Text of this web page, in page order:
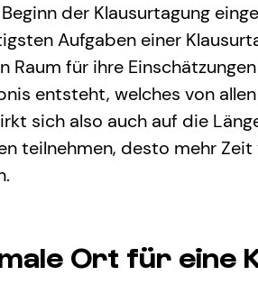
der Klausurtagung
Aufgaben einer
Raum für ihre
entsteht, welches von
sich also auch auf die
teilnehmen, desto mehr
Ort für eine